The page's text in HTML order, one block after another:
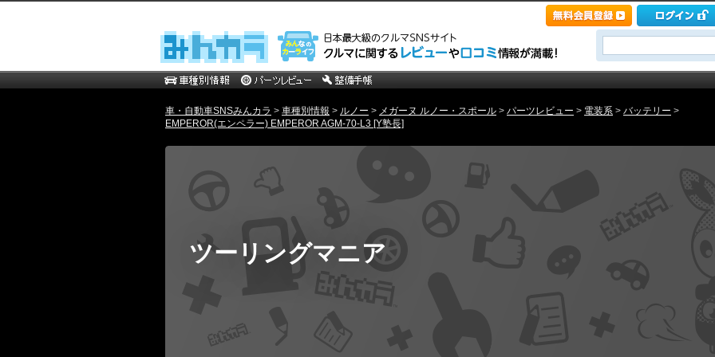
車・自動車SNSみんカラ > 車種別情報 > ルノー > メガーヌ ルノー・スポール > パーツレビュー > 電装系 > バッテリー >
EMPEROR(エンペラー) EMPEROR AGM-70-L3 [Y塾長]
ツーリングマニア